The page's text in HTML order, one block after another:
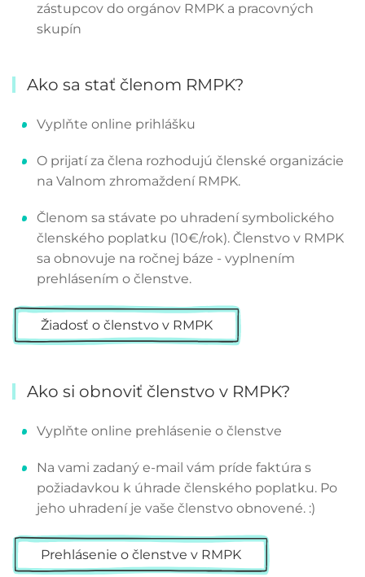
zástupcov do orgánov RMPK a pracovných
skupín
Ako sa stať členom RMPK?
Vyplňte online prihlášku
O prijatí za člena rozhodujú členské organizácie
na Valnom zhromaždení RMPK.
Členom sa stávate po uhradení symbolického
členského poplatku (10€/rok). Členstvo v RMPK
sa obnovuje na ročnej báze - vyplnením
prehlásením o členstve.
Žiadosť o členstvo v RMPK
Ako si obnoviť členstvo v RMPK?
Vyplňte online prehlásenie o členstve
Na vami zadaný e-mail vám príde faktúra s
požiadavkou k úhrade členského poplatku. Po
jeho uhradení je vaše členstvo obnovené. :)
Prehlásenie o členstve v RMPK